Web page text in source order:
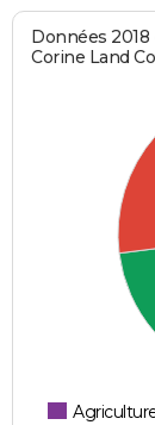
Données
Corine Land